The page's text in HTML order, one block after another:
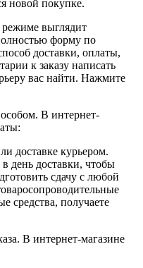
новой покупке.
режиме выглядит
форму по
доставки, оплаты,
к заказу написать
вас найти. Нажмите
В интернет-
доставке курьером.
день доставки, чтобы
сдачу с любой
средства, получаете
В интернет-магазине